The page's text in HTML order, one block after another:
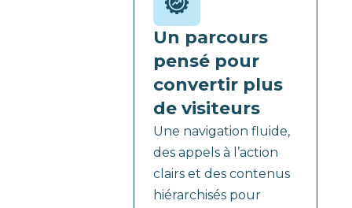
Un parcours
pensé pour
convertir plus
de visiteurs
Une navigation fluide,
des appels à l’action
clairs et des contenus
hiérarchisés pour